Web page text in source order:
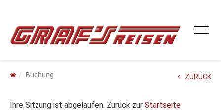
Buchung ZURÜCK
Ihre Sitzung ist abgelaufen. Zurück zur Startseite